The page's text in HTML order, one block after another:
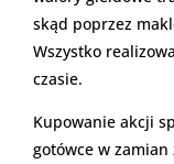
skąd poprzez
Wszystko
czasie.
Kupowanie akcji
gotówce w